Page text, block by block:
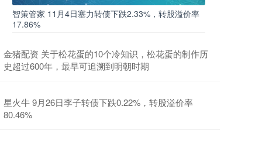
智策管家 11月4日塞力转债下跌2.33%，转股溢价率
17.86%
金猪配资 关于松花蛋的10个冷知识，松花蛋的制作历
史超过600年，最早可追溯到明朝时期
星火牛 9月26日李子转债下跌0.22%，转股溢价率
80.46%